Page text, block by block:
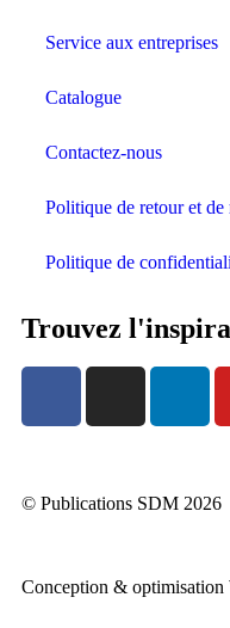
Service aux entreprises
Catalogue
Contactez-nous
Politique de retour et de
Politique de
Trouvez
© Publications SDM 2026
Conception & optimisation